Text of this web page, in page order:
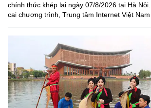
chính thức khép lại ngày 07/8/2026 tại Hà
cai chương trình, Trung tâm Internet Việt Nam